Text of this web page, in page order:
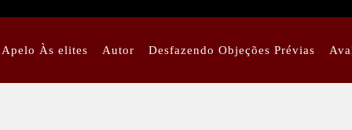
Apelo Às elites Autor Desfazendo Objeções Prévias